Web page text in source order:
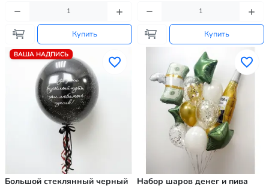
Купить Купить
ВАША НАДПИСЬ
Большой стеклянный черный
Набор шаров денег и пива